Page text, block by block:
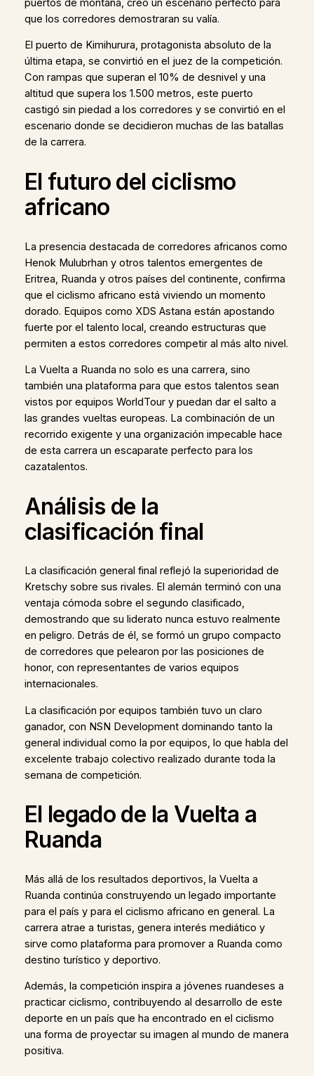
puertos de montaña, creó un escenario perfecto para
que los corredores demostraran su valía.
El puerto de Kimihurura, protagonista absoluto de la
última etapa, se convirtió en el juez de la competición.
Con rampas que superan el 10% de desnivel y una
altitud que supera los 1.500 metros, este puerto
castigó sin piedad a los corredores y se convirtió en el
escenario donde se decidieron muchas de las batallas
de la carrera.
El futuro del ciclismo
africano
La presencia destacada de corredores africanos como
Henok Mulubrhan y otros talentos emergentes de
Eritrea, Ruanda y otros países del continente, confirma
que el ciclismo africano está viviendo un momento
dorado. Equipos como XDS Astana están apostando
fuerte por el talento local, creando estructuras que
permiten a estos corredores competir al más alto nivel.
La Vuelta a Ruanda no solo es una carrera, sino
también una plataforma para que estos talentos sean
vistos por equipos WorldTour y puedan dar el salto a
las grandes vueltas europeas. La combinación de un
recorrido exigente y una organización impecable hace
de esta carrera un escaparate perfecto para los
cazatalentos.
Análisis de la
clasificación final
La clasificación general final reflejó la superioridad de
Kretschy sobre sus rivales. El alemán terminó con una
ventaja cómoda sobre el segundo clasificado,
demostrando que su liderato nunca estuvo realmente
en peligro. Detrás de él, se formó un grupo compacto
de corredores que pelearon por las posiciones de
honor, con representantes de varios equipos
internacionales.
La clasificación por equipos también tuvo un claro
ganador, con NSN Development dominando tanto la
general individual como la por equipos, lo que habla del
excelente trabajo colectivo realizado durante toda la
semana de competición.
El legado de la Vuelta a
Ruanda
Más allá de los resultados deportivos, la Vuelta a
Ruanda continúa construyendo un legado importante
para el país y para el ciclismo africano en general. La
carrera atrae a turistas, genera interés mediático y
sirve como plataforma para promover a Ruanda como
destino turístico y deportivo.
Además, la competición inspira a jóvenes ruandeses a
practicar ciclismo, contribuyendo al desarrollo de este
deporte en un país que ha encontrado en el ciclismo
una forma de proyectar su imagen al mundo de manera
positiva.